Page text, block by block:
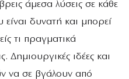
άμεσα λύσεις σε κάθε
δυνατή και μπορεί
τι πραγματικά
Δημιουργικές ιδέες και
να σε βγάλουν από